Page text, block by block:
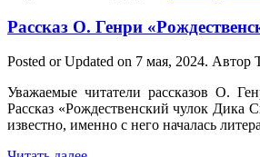
Рассказ О. Генри
Posted or Updated on 7 мая, 2024. Автор
Уважаемые читатели рассказов О.
Рассказ «Рождественский чулок
известно, именно с него началась